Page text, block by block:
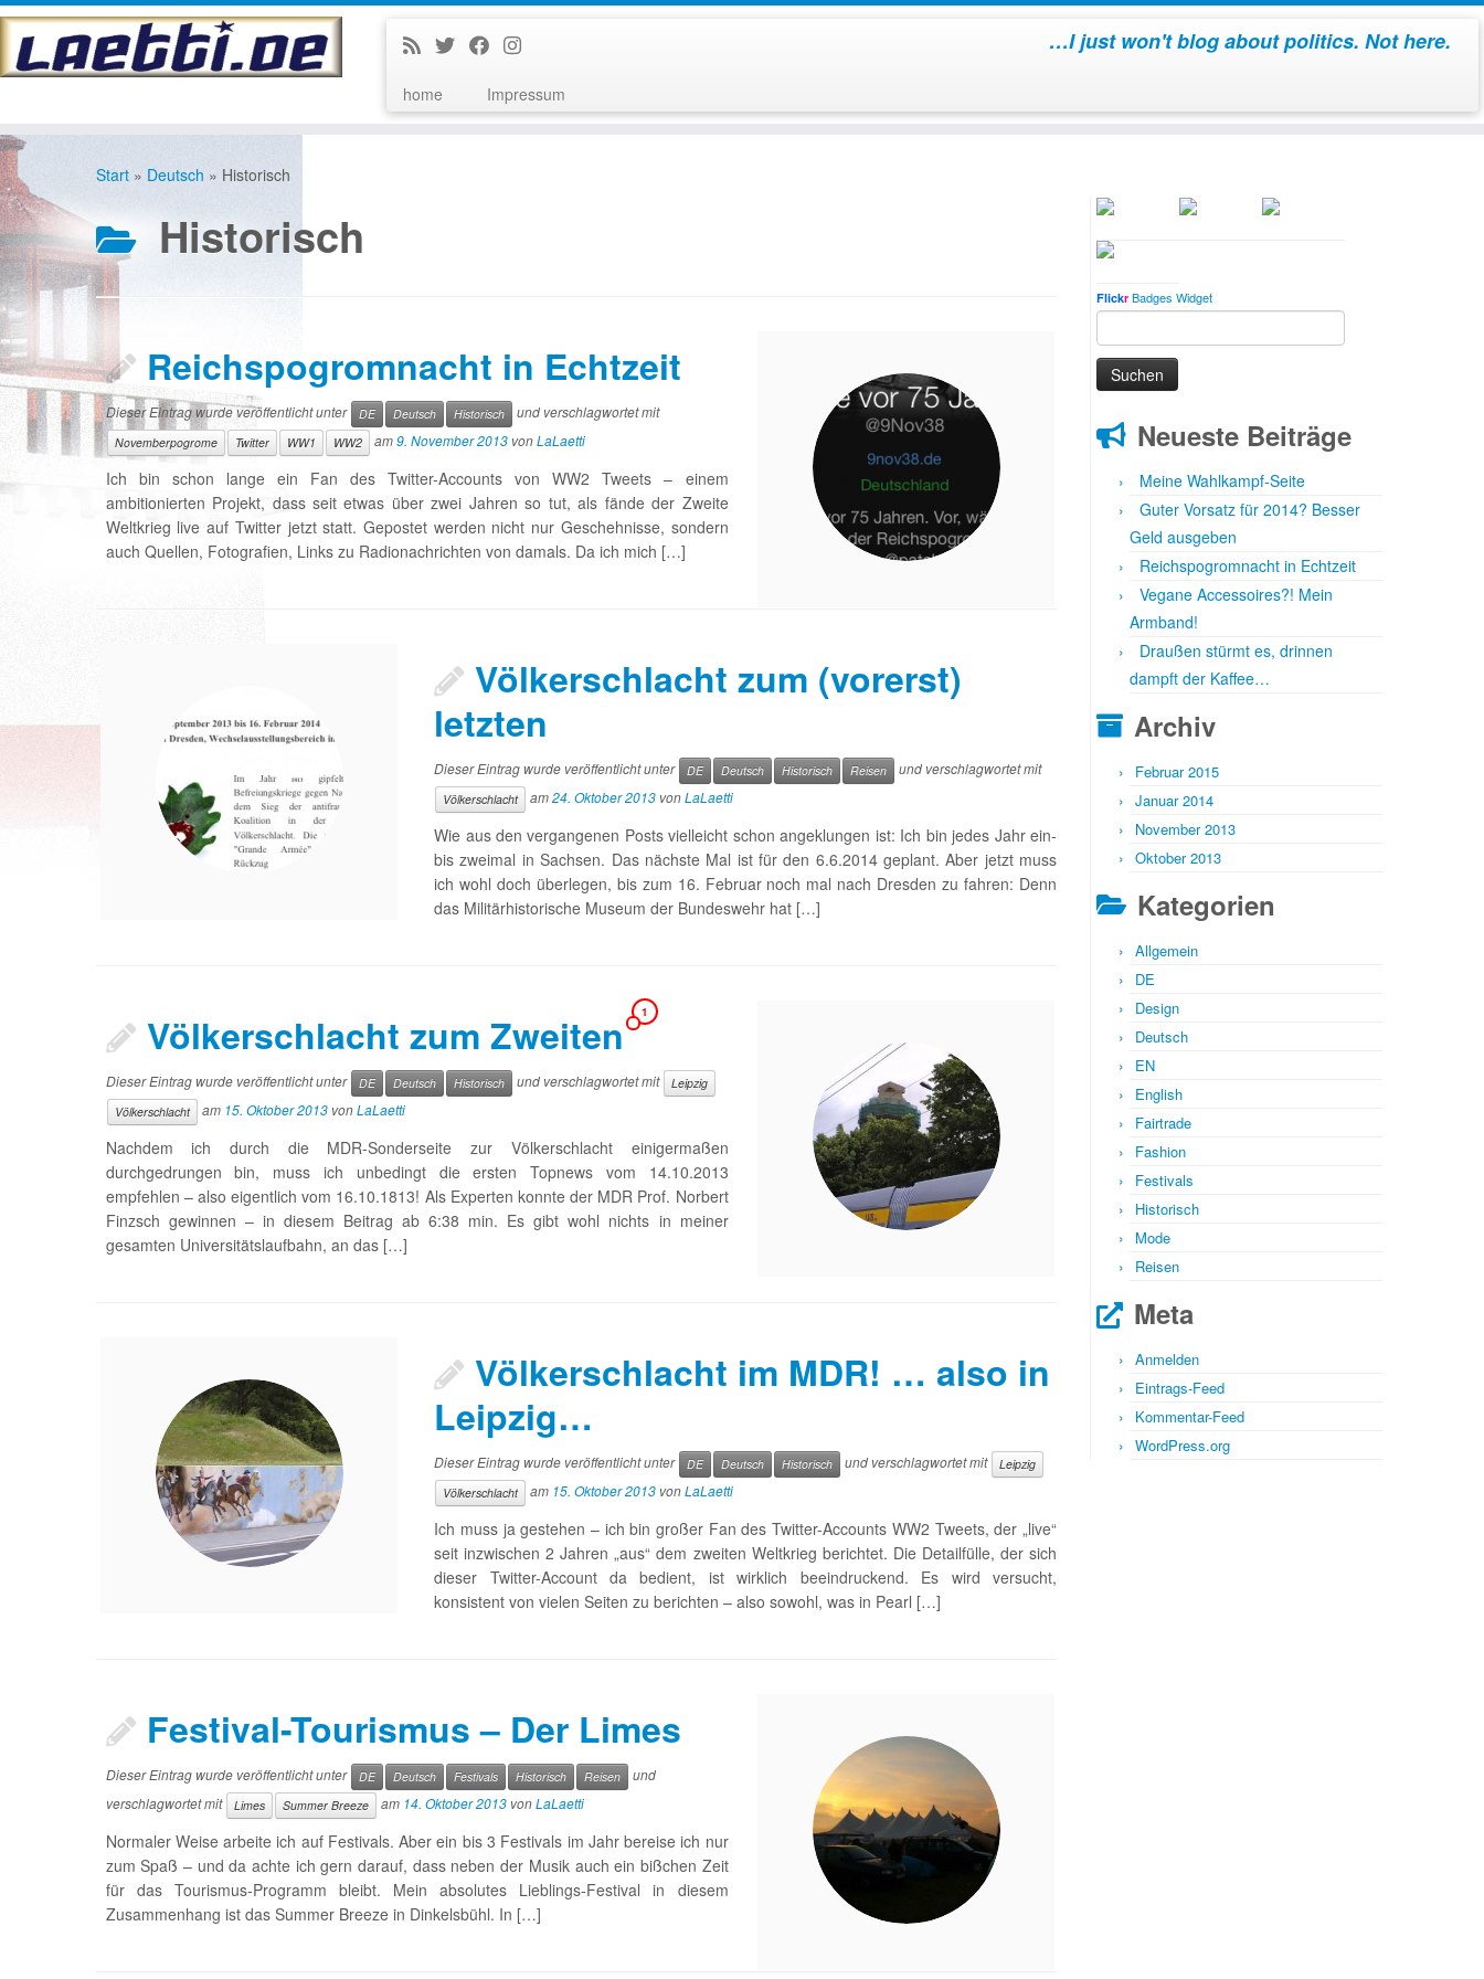
Zum
Inhalt
springen
…I just won't blog about politics. Not here.
home Impressum
Start » Deutsch » Historisch
Historisch
Reichspogromnacht in Echtzeit
Dieser Eintrag wurde veröffentlicht unter DE Deutsch Historisch und verschlagwortet mit
Novemberpogrome Twitter WW1 WW2 am9. November 2013 vonLaLaetti
Ich bin schon lange ein Fan des Twitter-Accounts von WW2 Tweets – einem
ambitionierten Projekt, dass seit etwas über zwei Jahren so tut, als fände der Zweite
Weltkrieg live auf Twitter jetzt statt. Gepostet werden nicht nur Geschehnisse, sondern
auch Quellen, Fotografien, Links zu Radionachrichten von damals. Da ich mich […]
Völkerschlacht zum (vorerst)
letzten
Dieser Eintrag wurde veröffentlicht unter DE Deutsch Historisch Reisen und verschlagwortet mit
Völkerschlacht am24. Oktober 2013 vonLaLaetti
Wie aus den vergangenen Posts vielleicht schon angeklungen ist: Ich bin jedes Jahr ein-
bis zweimal in Sachsen. Das nächste Mal ist für den 6.6.2014 geplant. Aber jetzt muss
ich wohl doch überlegen, bis zum 16. Februar noch mal nach Dresden zu fahren: Denn
das Militärhistorische Museum der Bundeswehr hat […]
Völkerschlacht zum Zweiten 1
Dieser Eintrag wurde veröffentlicht unter DE Deutsch Historisch und verschlagwortet mit
Leipzig
Völkerschlacht
am 15. Oktober 2013 vonLaLaetti
Nachdem ich durch die MDR-Sonderseite zur Völkerschlacht einigermaßen
durchgedrungen bin, muss ich unbedingt die ersten Topnews vom 14.10.2013
empfehlen – also eigentlich vom 16.10.1813! Als Experten konnte der MDR Prof. Norbert
Finzsch gewinnen – in diesem Beitrag ab 6:38 min. Es gibt wohl nichts in meiner
gesamten Universitätslaufbahn, an das […]
Völkerschlacht im MDR! … also in
Leipzig…
Dieser Eintrag wurde veröffentlicht unter DE Deutsch Historisch und verschlagwortet mit
Leipzig
Völkerschlacht
am 15. Oktober 2013 vonLaLaetti
Ich muss ja gestehen – ich bin großer Fan des Twitter-Accounts WW2 Tweets, der „live“
seit inzwischen 2 Jahren „aus“ dem zweiten Weltkrieg berichtet. Die Detailfülle, der sich
dieser Twitter-Account da bedient, ist wirklich beeindruckend. Es wird versucht,
konsistent von vielen Seiten zu berichten – also sowohl, was in Pearl […]
Festival-Tourismus – Der Limes
Dieser Eintrag wurde veröffentlicht unter DE Deutsch Festivals Historisch Reisen
und
verschlagwortet mit
Limes Summer Breeze am 14. Oktober 2013 vonLaLaetti
Normaler Weise arbeite ich auf Festivals. Aber ein bis 3 Festivals im Jahr bereise ich nur
zum Spaß – und da achte ich gern darauf, dass neben der Musik auch ein bißchen Zeit
für das Tourismus-Programm bleibt. Mein absolutes Lieblings-Festival in diesem
Zusammenhang ist das Summer Breeze in Dinkelsbühl. In […]
Flickr Badges Widget
nach:
Neueste Beiträge
Meine Wahlkampf-Seite
Guter Vorsatz für 2014? Besser
Geld ausgeben
Reichspogromnacht in Echtzeit
Vegane Accessoires?! Mein
Armband!
Draußen stürmt es, drinnen
dampft der Kaffee…
Archiv
Februar 2015
Januar 2014
November 2013
Oktober 2013
Kategorien
Allgemein
DE
Design
Deutsch
EN
English
Fairtrade
Fashion
Festivals
Historisch
Mode
Reisen
Meta
Anmelden
Eintrags-Feed
Kommentar-Feed
WordPress.org